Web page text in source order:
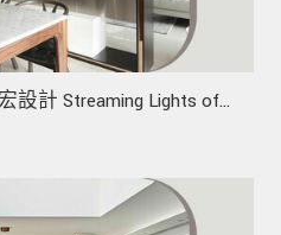
設計 Streaming Lights of